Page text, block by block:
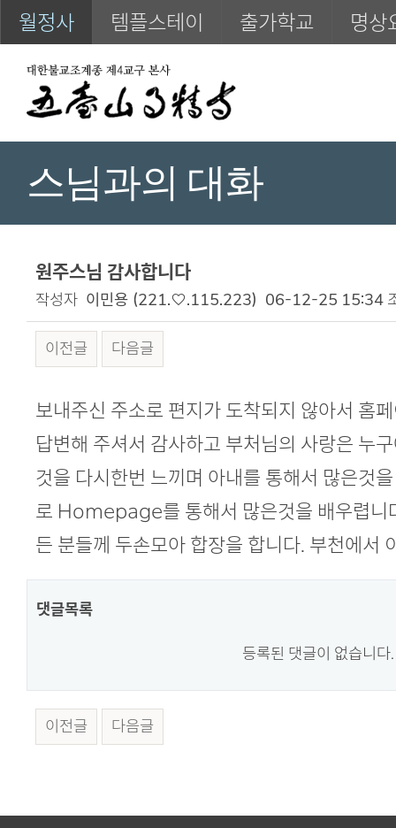
월정사 템플스테이 출가학교 명상
스님과의 대화
원주스님 감사합니다
작성자 이민용 (221.♡.115.223) 06-12-25 15:34
이전글 다음글
보내주신 주소로 편지가 도착되지 않아서 홈
답변해 주셔서 감사하고 부처님의 사랑은 누
것을 다시한번 느끼며 아내를 통해서 많은것
로 Homepage를 통해서 많은것을 배우렵니
든 분들께 두손모아 합장을 합니다. 부천에서
댓글목록
등록된 댓글이 없습니다.
이전글 다음글